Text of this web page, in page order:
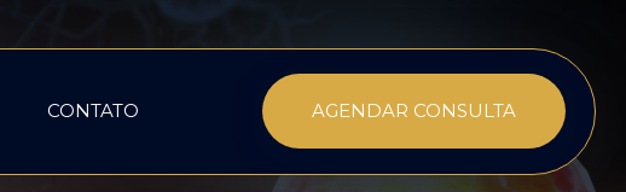
CONTATO AGENDAR CONSULTA